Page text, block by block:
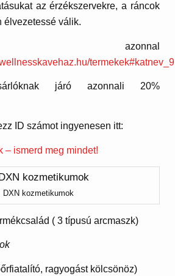
az érzékszervekre, a ráncok
élvezetessé válik.
termekek#katnev_9
járó azonnali 20%
ID számot ingyenesen itt:
– ismerd meg mindet!
DXN kozmetikumok
( 3 típusú arcmaszk)
ragyogást kölcsönöz)